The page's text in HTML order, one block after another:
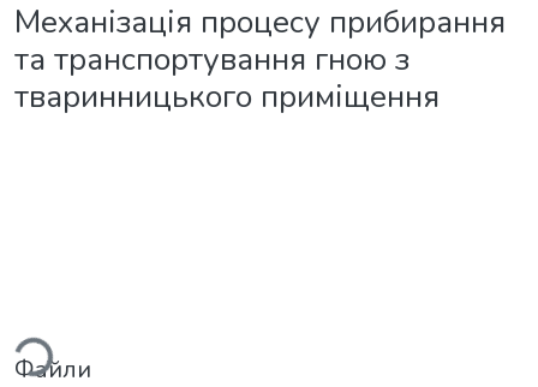
Механізація процесу прибирання
та транспортування гною з
тваринницького приміщення
Файли